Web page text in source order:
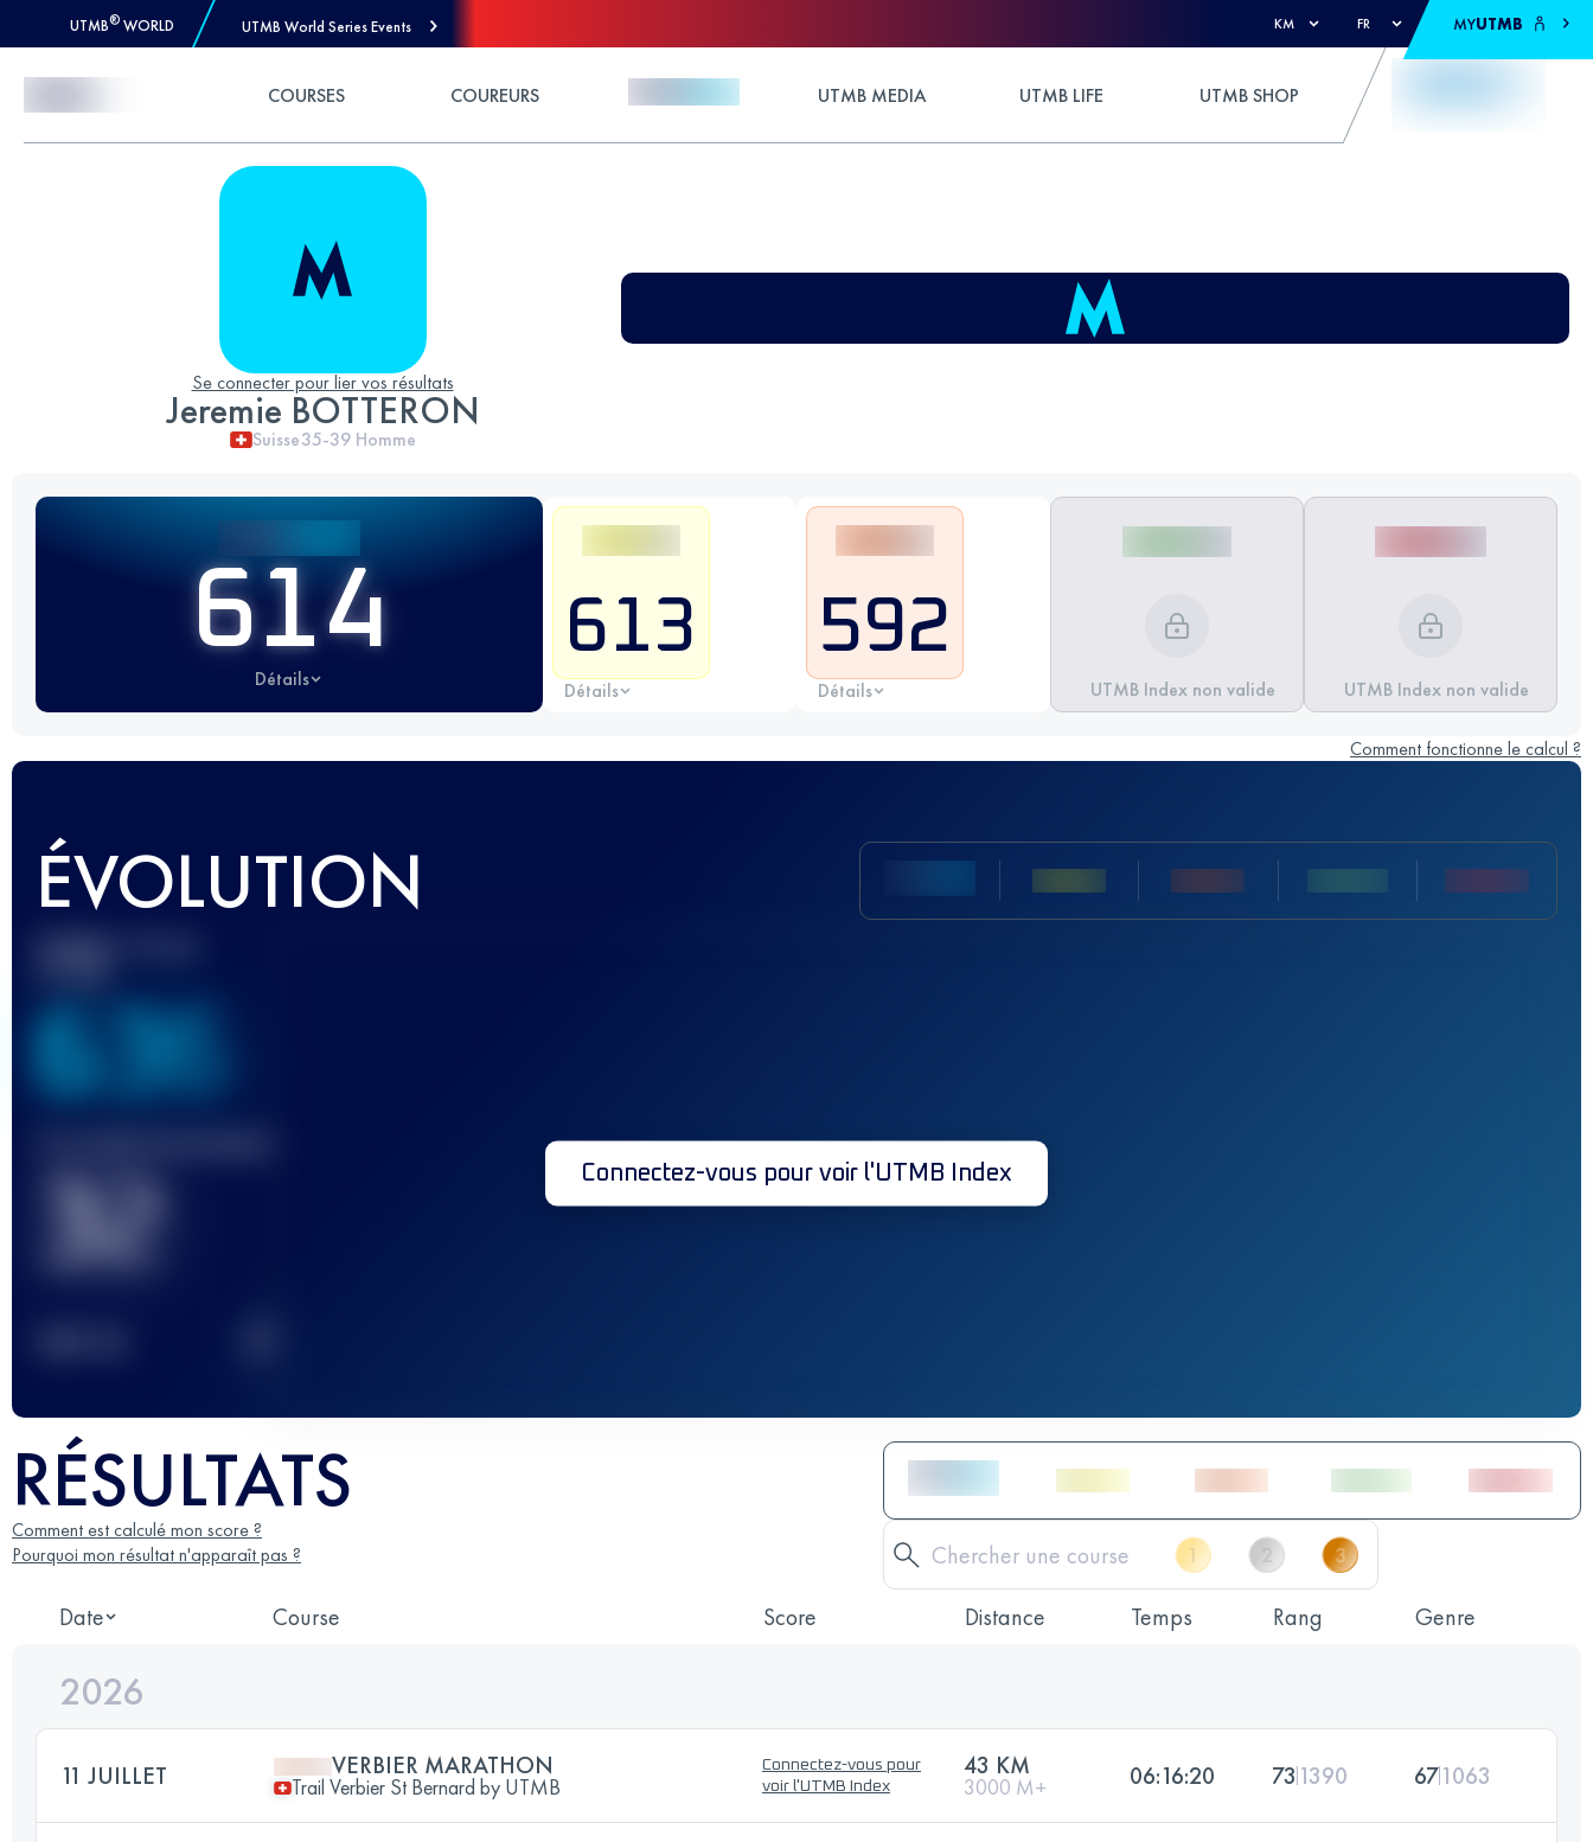
UTMB® WORLD UTMB World Series Events KM FR MYUTMB
COURSES COUREURS UTMB MEDIA UTMB LIFE UTMB SHOP
Se connecter pour lier vos résultats
Jeremie BOTTERON
Suisse35-39 Homme
614
Détails
613
Détails
592
Détails UTMB Index non valide UTMB Index non valide
Comment fonctionne le calcul ?
ÉVOLUTION
Meilleur Score
636
32 Connectez-vous pour voir l'UTMB Index
RÉSULTATS
Comment est calculé mon score ?
Pourquoi mon résultat n'apparaît pas ?
Date Course Score Distance Temps Rang Genre
2026
11 JUILLET VERBIER MARATHON
Trail Verbier St Bernard by UTMB
Connectez-vous pour
voir l'UTMB Index
43 KM
3000 M+ 06:16:20 73 1390 671063